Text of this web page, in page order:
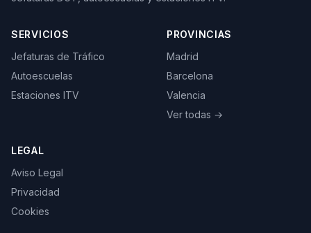
SERVICIOS
Jefaturas de Tráfico
Autoescuelas
Estaciones ITV
PROVINCIAS
Madrid
Barcelona
Valencia
Ver todas →
LEGAL
Aviso Legal
Privacidad
Cookies